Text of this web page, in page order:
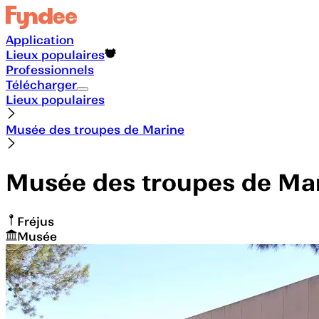
Application
Lieux populaires
Professionnels
Télécharger
Lieux populaires
Musée des troupes de Marine
Musée des troupes de
Fréjus
Musée